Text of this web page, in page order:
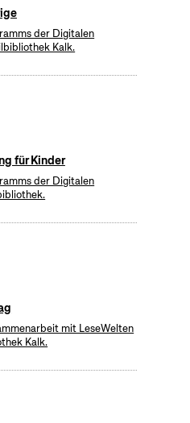
der Digitalen
Kalk.
für Kinder
der Digitalen
mit LeseWelten
Kalk.